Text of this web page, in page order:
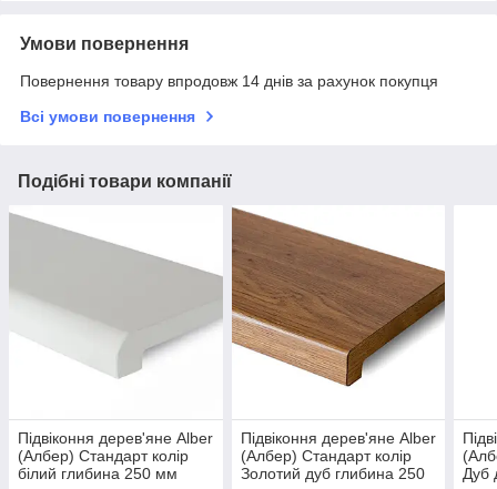
Умови повернення
Повернення товару впродовж 14 днів за рахунок покупця
Всі умови повернення
Подібні товари компанії
Підвіконня дерев'яне Alber
(Албер) Стандарт колір
білий глибина 250 мм
Підвіконня дерев'яне Alber
(Албер) Стандарт колір
Золотий дуб глибина 250
Дуб